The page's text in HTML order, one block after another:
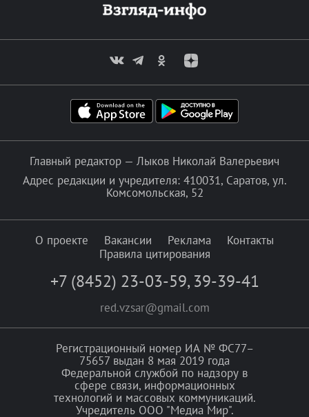
Главный редактор — Лыков Николай Валерьевич
Адрес редакции и учредителя: 410031, Саратов, ул.
Комсомольская, 52
О проекте Вакансии Реклама
Контакты
Правила цитирования
+7 (8452) 23-03-59, 39-39-41
red.vzsar@gmail.com
Регистрационный номер ИА № ФС77–
75657 выдан 8 мая 2019 года
Федеральной службой по надзору в
сфере связи, информационных
технологий и массовых коммуникаций.
Учредитель ООО "Медиа Мир".